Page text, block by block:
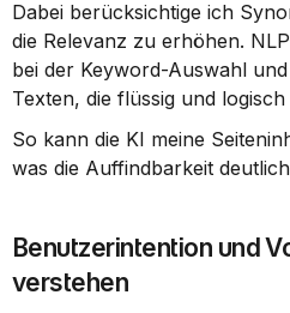
Dabei berücksichtige ich
die Relevanz zu erhöhen.
bei der Keyword-Auswahl
Texten, die flüssig und
So kann die KI meine
was die Auffindbarkeit
Benutzerintention und
verstehen